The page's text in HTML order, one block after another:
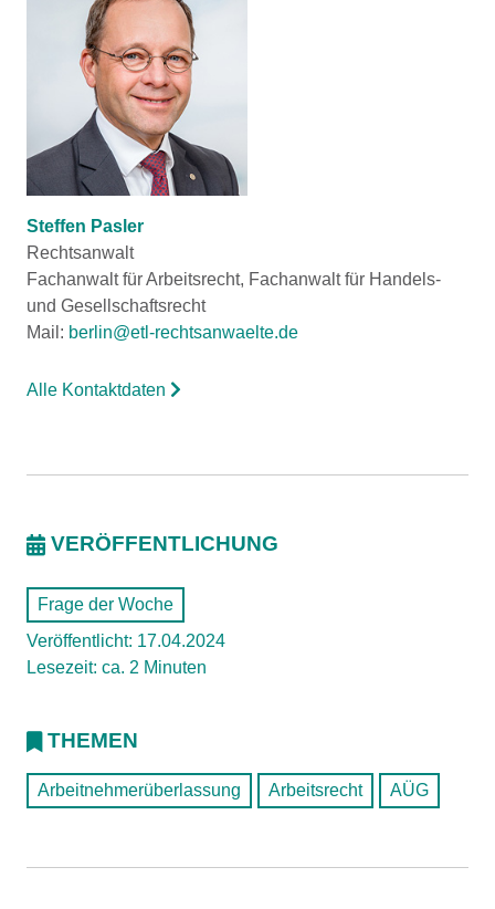
Steffen Pasler
Rechtsanwalt
Fachanwalt für Arbeitsrecht, Fachanwalt für Handels-
und Gesellschaftsrecht
Mail: berlin@etl-rechtsanwaelte.de
Alle Kontaktdaten
VERÖFFENTLICHUNG
Frage der Woche
Veröffentlicht: 17.04.2024
Lesezeit: ca. 2 Minuten
THEMEN
Arbeitnehmerüberlassung Arbeitsrecht AÜG